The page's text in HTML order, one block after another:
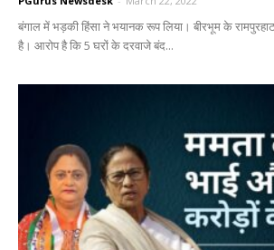
बंगाल में भड़की हिंसा ने भयानक रूप लिया। बीरभूम के
है। आरोप है कि 5 घरों के दरवाजे बंद...